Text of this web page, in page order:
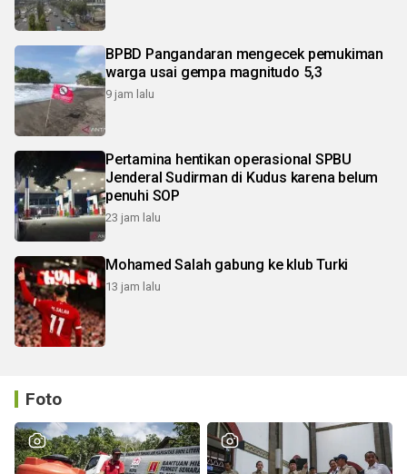
BPBD Pangandaran mengecek pemukiman
warga usai gempa magnitudo 5,3
9 jam lalu
Pertamina hentikan operasional SPBU
Jenderal Sudirman di Kudus karena belum
penuhi SOP
23 jam lalu
Mohamed Salah gabung ke klub Turki
13 jam lalu
Foto